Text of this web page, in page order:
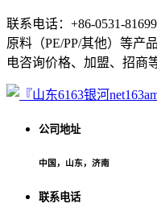
联系电话：+86-0531-
原料（PE/PP/其他）等产
电咨询价格、加盟、招商
公司地址
中国，山东，济南
联系电话